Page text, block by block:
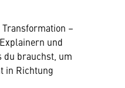
–
und
du brauchst, um
in Richtung